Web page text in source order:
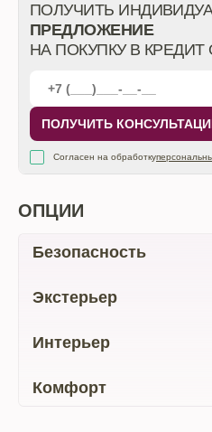
ПОЛУЧИТЬ
ПРЕДЛОЖЕНИЕ
НА ПОКУПКУ В КРЕДИТ
ПОЛУЧИТЬ
Согласен на обработку
ОПЦИИ
Безопасность
Экстерьер
Интерьер
Комфорт